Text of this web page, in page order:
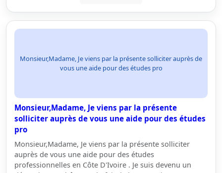
Monsieur,Madame, Je viens par la présente solliciter auprès de
vous une aide pour des études pro
Monsieur,Madame, Je viens par la présente
solliciter auprès de vous une aide pour des études
pro
Monsieur,Madame, Je viens par la présente solliciter
auprès de vous une aide pour des études
professionnelles en Côte D'Ivoire . Je suis devenu un